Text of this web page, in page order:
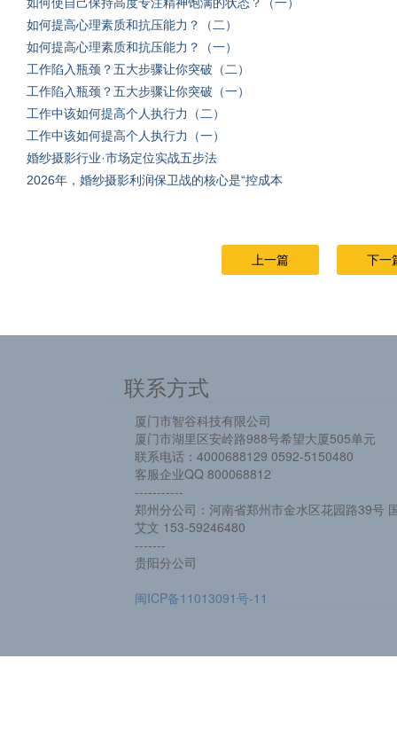
如何提高心理素质和抗压能力？（二）
如何提高心理素质和抗压能力？（一）
工作陷入瓶颈？五大步骤让你突破（二）
工作陷入瓶颈？五大步骤让你突破（一）
工作中该如何提高个人执行力（二）
工作中该如何提高个人执行力（一）
婚纱摄影行业·市场定位实战五步法
2026年，婚纱摄影利润保卫战的核心是“控成本
上一篇 下一
联系方式
厦门市智谷科技有限公司
厦门市湖里区安岭路988号希望大厦505单元
联系电话：4000688129 0592-5150480
客服企业QQ 800068812
-----------
郑州分公司：河南省郑州市金水区花园路39号
艾文 153-59246480
-------
贵阳分公司
闽ICP备11013091号-11